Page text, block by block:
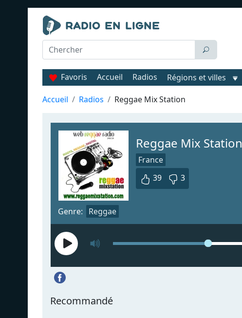
Favoris Accueil Radios Régions et villes
Accueil Radios Reggae Mix Station
Reggae Mix Station
France
39
3
Genre: Reggae
Recommandé